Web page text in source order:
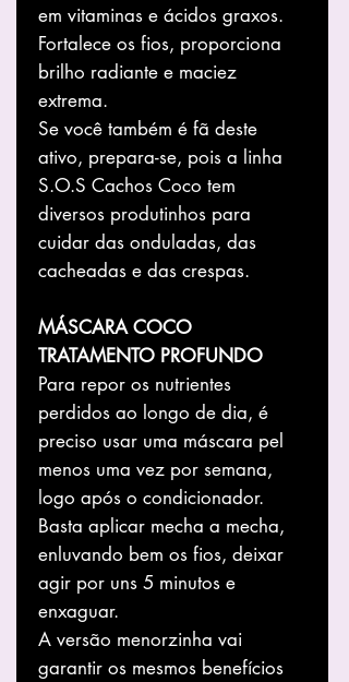
em vitaminas e ácidos graxos.
Fortalece os fios, proporciona
brilho radiante e maciez
extrema.
Se você também é fã deste
ativo, prepara-se, pois a linha
S.O.S Cachos Coco tem
diversos produtinhos para
cuidar das onduladas, das
cacheadas e das crespas.
MÁSCARA COCO
TRATAMENTO PROFUNDO
Para repor os nutrientes
perdidos ao longo de dia, é
preciso usar uma máscara pel
menos uma vez por semana,
logo após o condicionador.
Basta aplicar mecha a mecha,
enluvando bem os fios, deixar
agir por uns 5 minutos e
enxaguar.
A versão menorzinha vai
garantir os mesmos benefícios